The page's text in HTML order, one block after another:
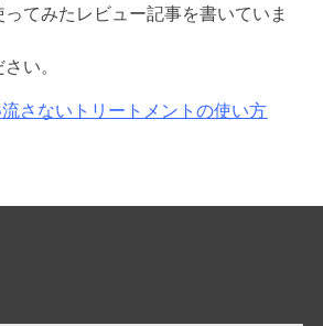
てみたレビュー記事を書いていま
い。
さないトリートメントの使い方